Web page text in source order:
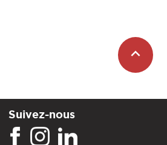
Suivez-nous